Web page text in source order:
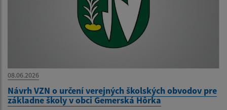
08.06.2026
Návrh VZN o určení verejných školských obvodov pre
základne školy v obci Gemerská Hôrka